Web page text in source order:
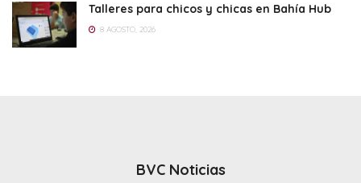
Talleres para chicos y chicas en Bahía Hub
8 AGOSTO, 2026
BVC Noticias